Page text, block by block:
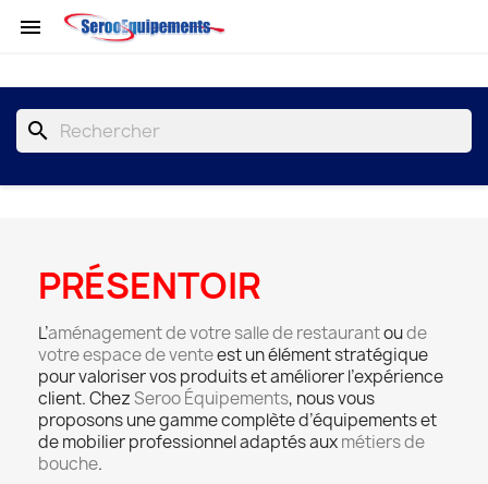

search
PRÉSENTOIR
L’aménagement de votre salle de restaurantoude
votre espace de venteest un élément stratégique
pour valoriser vos produits et améliorer l’expérience
client. ChezSeroo Équipements, nous vous
proposons une gamme complète d’équipements et
de mobilier professionnel adaptés auxmétiers de
bouche.